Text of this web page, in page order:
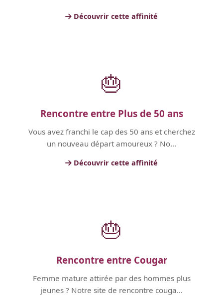
Découvrir cette affinité
🎂
Rencontre entre Plus de 50 ans
Vous avez franchi le cap des 50 ans et cherchez
un nouveau départ amoureux ? No...
Découvrir cette affinité
🎂
Rencontre entre Cougar
Femme mature attirée par des hommes plus
jeunes ? Notre site de rencontre couga...